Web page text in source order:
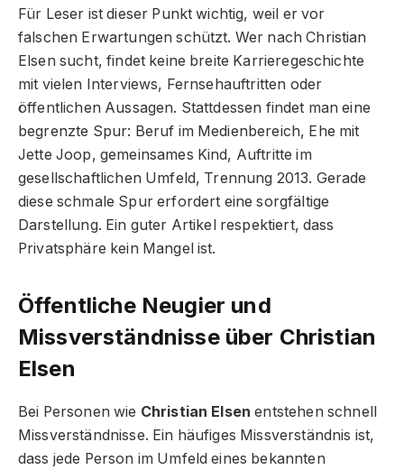
Für Leser ist dieser Punkt wichtig, weil er vor
falschen Erwartungen schützt. Wer nach Christian
Elsen sucht, findet keine breite Karrieregeschichte
mit vielen Interviews, Fernsehauftritten oder
öffentlichen Aussagen. Stattdessen findet man eine
begrenzte Spur: Beruf im Medienbereich, Ehe mit
Jette Joop, gemeinsames Kind, Auftritte im
gesellschaftlichen Umfeld, Trennung 2013. Gerade
diese schmale Spur erfordert eine sorgfältige
Darstellung. Ein guter Artikel respektiert, dass
Privatsphäre kein Mangel ist.
Öffentliche Neugier und
Missverständnisse über Christian
Elsen
Bei Personen wie Christian Elsen entstehen schnell
Missverständnisse. Ein häufiges Missverständnis ist,
dass jede Person im Umfeld eines bekannten